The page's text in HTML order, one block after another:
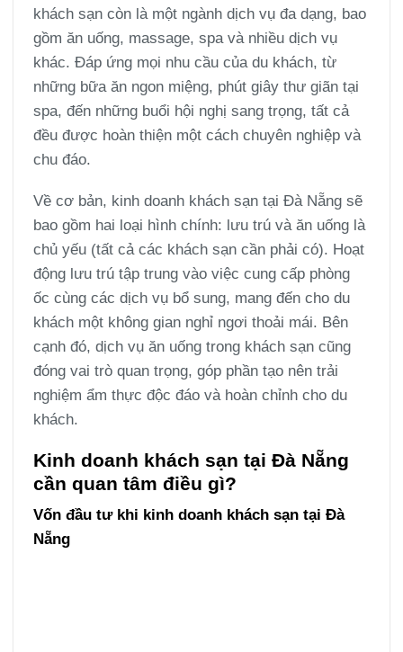
khách sạn còn là một ngành dịch vụ đa dạng, bao
gồm ăn uống, massage, spa và nhiều dịch vụ
khác. Đáp ứng mọi nhu cầu của du khách, từ
những bữa ăn ngon miệng, phút giây thư giãn tại
spa, đến những buổi hội nghị sang trọng, tất cả
đều được hoàn thiện một cách chuyên nghiệp và
chu đáo.
Về cơ bản, kinh doanh khách sạn tại Đà Nẵng sẽ
bao gồm hai loại hình chính: lưu trú và ăn uống là
chủ yếu (tất cả các khách sạn cần phải có). Hoạt
động lưu trú tập trung vào việc cung cấp phòng
ốc cùng các dịch vụ bổ sung, mang đến cho du
khách một không gian nghỉ ngơi thoải mái. Bên
cạnh đó, dịch vụ ăn uống trong khách sạn cũng
đóng vai trò quan trọng, góp phần tạo nên trải
nghiệm ẩm thực độc đáo và hoàn chỉnh cho du
khách.
Kinh doanh khách sạn tại Đà Nẵng
cần quan tâm điều gì?
Vốn đầu tư khi kinh doanh khách sạn tại Đà
Nẵng